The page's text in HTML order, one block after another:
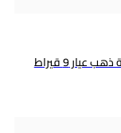
سلسلة رقيقة ذهب عيار 9 قيراط